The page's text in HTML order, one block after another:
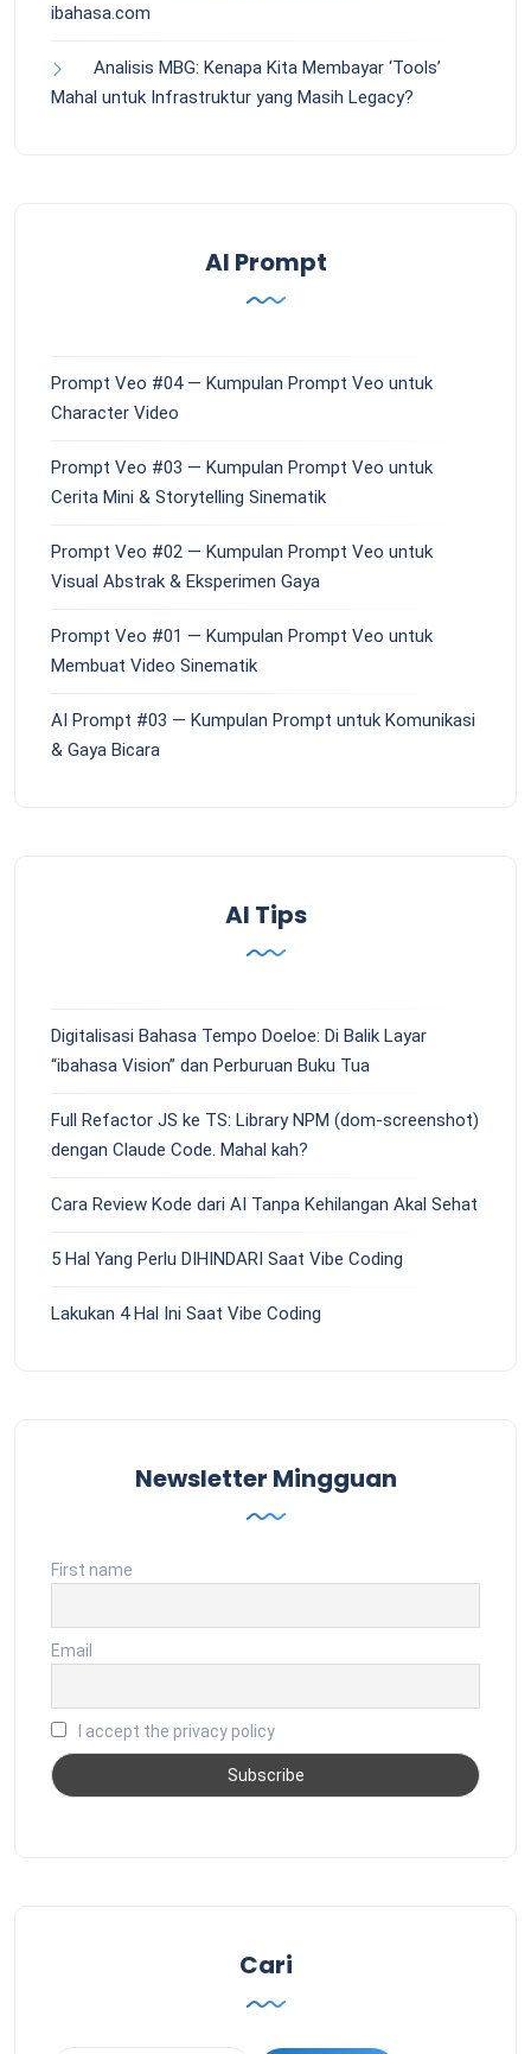
ibahasa.com
Analisis MBG: Kenapa Kita Membayar ‘Tools’
Mahal untuk Infrastruktur yang Masih Legacy?
AI Prompt
Prompt Veo #04 — Kumpulan Prompt Veo untuk
Character Video
Prompt Veo #03 — Kumpulan Prompt Veo untuk
Cerita Mini & Storytelling Sinematik
Prompt Veo #02 — Kumpulan Prompt Veo untuk
Visual Abstrak & Eksperimen Gaya
Prompt Veo #01 — Kumpulan Prompt Veo untuk
Membuat Video Sinematik
AI Prompt #03 — Kumpulan Prompt untuk Komunikasi
& Gaya Bicara
AI Tips
Digitalisasi Bahasa Tempo Doeloe: Di Balik Layar
“ibahasa Vision” dan Perburuan Buku Tua
Full Refactor JS ke TS: Library NPM (dom-screenshot)
dengan Claude Code. Mahal kah?
Cara Review Kode dari AI Tanpa Kehilangan Akal Sehat
5 Hal Yang Perlu DIHINDARI Saat Vibe Coding
Lakukan 4 Hal Ini Saat Vibe Coding
Newsletter Mingguan
First name
Email
I accept the privacy policy
Cari